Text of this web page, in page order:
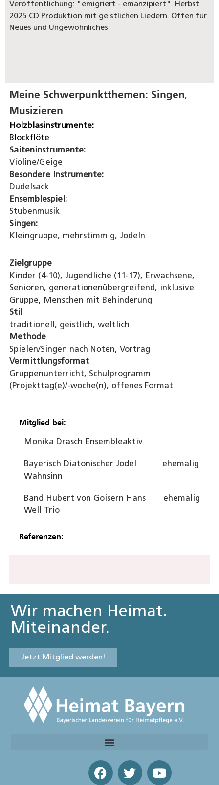
Veröffentlichung: "emigriert - emanzipiert". Herbst
2025 CD Produktion mit geistlichen Liedern. Offen für
Neues und Ungewöhnliches.
Meine Schwerpunktthemen: Singen,
Musizieren
Holzblasinstrumente:
Blockflöte
Saiteninstrumente:
Violine/Geige
Besondere Instrumente:
Dudelsack
Ensemblespiel:
Stubenmusik
Singen:
Kleingruppe, mehrstimmig, Jodeln
Zielgruppe
Kinder (4-10), Jugendliche (11-17), Erwachsene,
Senioren, generationenübergreifend, inklusive
Gruppe, Menschen mit Behinderung
Stil
traditionell, geistlich, weltlich
Methode
Spielen/Singen nach Noten, Vortrag
Vermittlungsformat
Gruppenunterricht, Schulprogramm
(Projekttag(e)/-woche(n), offenes Format
Mitglied bei:
Monika Drasch Ensembleaktiv
Bayerisch Diatonischer Jodel
Wahnsinn
ehemalig
Band Hubert von Goisern Hans
Well Trio
ehemalig
Referenzen:
Wir machen Heimat.
Miteinander.
Jetzt Mitglied werden!